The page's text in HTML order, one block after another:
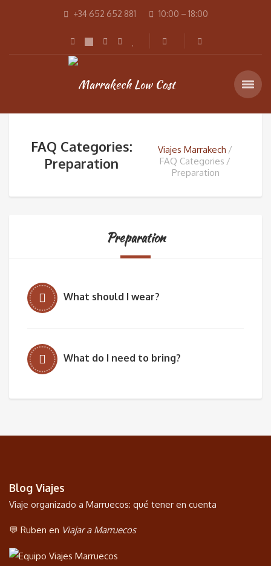
+34 652 652 881 10:00 – 18:00
FAQ Categories:
Preparation
Viajes Marrakech
FAQ Categories
Preparation
Preparation
What should I wear?
What do I need to bring?
Blog Viajes
Viaje organizado a Marruecos: qué tener en cuenta
💬 Ruben en Viajar a Marruecos